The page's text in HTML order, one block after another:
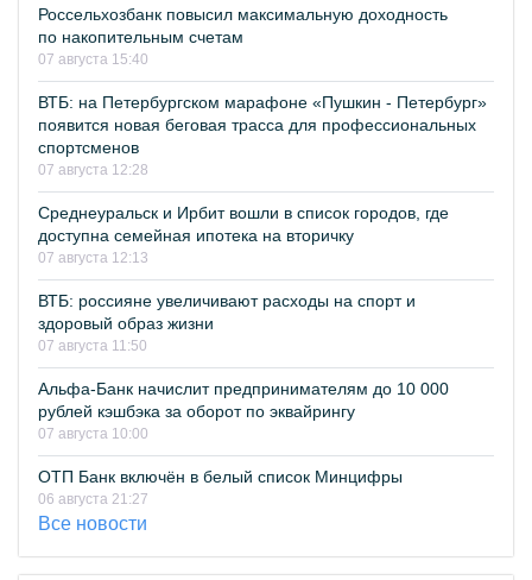
Россельхозбанк повысил максимальную доходность
по накопительным счетам
07 августа 15:40
ВТБ: на Петербургском марафоне «Пушкин - Петербург»
появится новая беговая трасса для профессиональных
спортсменов
07 августа 12:28
Среднеуральск и Ирбит вошли в список городов, где
доступна семейная ипотека на вторичку
07 августа 12:13
ВТБ: россияне увеличивают расходы на спорт и
здоровый образ жизни
07 августа 11:50
Альфа-Банк начислит предпринимателям до 10 000
рублей кэшбэка за оборот по эквайрингу
07 августа 10:00
ОТП Банк включён в белый список Минцифры
06 августа 21:27
Все новости